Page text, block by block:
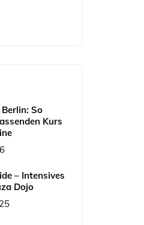
So
Kurs
– Intensives
Dojo